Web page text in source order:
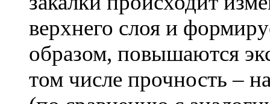
верхнего слоя и
образом, повышаются
том числе прочность –